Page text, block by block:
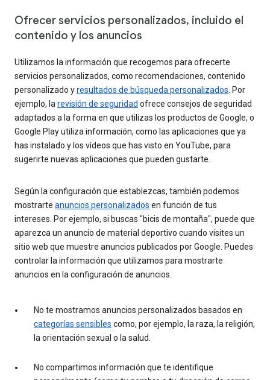
Ofrecer servicios personalizados, incluido el
contenido y los anuncios
Utilizamos la información que recogemos para ofrecerte
servicios personalizados, como recomendaciones, contenido
personalizado yresultados de búsqueda personalizados . Por
ejemplo, la revisión de seguridad ofrece consejos de seguridad
adaptados a la forma en que utilizas los productos de Google, o
Google Play utiliza información, como las aplicaciones que ya
has instalado y los vídeos que has visto en YouTube, para
sugerirte nuevas aplicaciones que pueden gustarte.
Según la configuración que establezcas, también podemos
mostrarte anuncios personalizados en función de tus
intereses. Por ejemplo, si buscas "bicis de montaña", puede que
aparezca un anuncio de material deportivo cuando visites un
sitio web que muestre anuncios publicados por Google. Puedes
controlar la información que utilizamos para mostrarte
anuncios en la configuración de anuncios.
No te mostramos anuncios personalizados basados en
categorías sensibles como, por ejemplo, la raza, la religión,
la orientación sexual o la salud.
No compartimos información que te identifique